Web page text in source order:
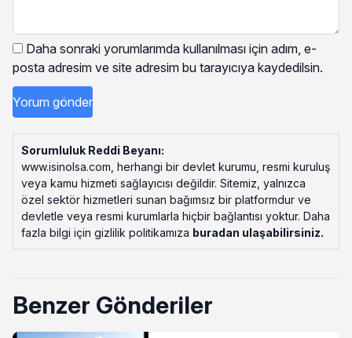
Daha sonraki yorumlarımda kullanılması için adım, e-
posta adresim ve site adresim bu tarayıcıya kaydedilsin.
Sorumluluk Reddi Beyanı:
www.isinolsa.com, herhangi bir devlet kurumu, resmi kuruluş
veya kamu hizmeti sağlayıcısı değildir. Sitemiz, yalnızca
özel sektör hizmetleri sunan bağımsız bir platformdur ve
devletle veya resmi kurumlarla hiçbir bağlantısı yoktur. Daha
fazla bilgi için gizlilik politikamıza buradan ulaşabilirsiniz.
Benzer Gönderiler